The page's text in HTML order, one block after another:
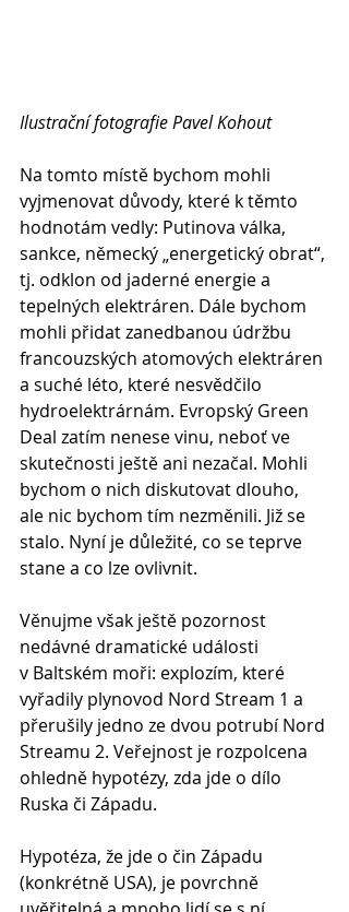
Ilustrační fotografie Pavel Kohout
Na tomto místě bychom mohli
vyjmenovat důvody, které k těmto
hodnotám vedly: Putinova válka,
sankce, německý „energetický obrat“,
tj. odklon od jaderné energie a
tepelných elektráren. Dále bychom
mohli přidat zanedbanou údržbu
francouzských atomových elektráren
a suché léto, které nesvědčilo
hydroelektrárnám. Evropský Green
Deal zatím nenese vinu, neboť ve
skutečnosti ještě ani nezačal. Mohli
bychom o nich diskutovat dlouho,
ale nic bychom tím nezměnili. Již se
stalo. Nyní je důležité, co se teprve
stane a co lze ovlivnit.
Věnujme však ještě pozornost
nedávné dramatické události
v Baltském moři: explozím, které
vyřadily plynovod Nord Stream 1 a
přerušily jedno ze dvou potrubí Nord
Streamu 2. Veřejnost je rozpolcena
ohledně hypotézy, zda jde o dílo
Ruska či Západu.
Hypotéza, že jde o čin Západu
(konkrétně USA), je povrchně